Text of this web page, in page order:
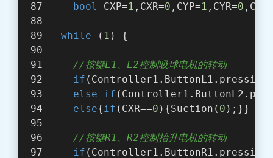
bool
CXP=1 ,CXR=0 ,CYP=1 ,CYR=0
while ( 1 ) {
//按键L1、L2控制吸球电机的转动
if
else
if
else{if (CXR==0 ){Suction( 0 );}}
//按键R1、R2控制抬升电机的转动
if